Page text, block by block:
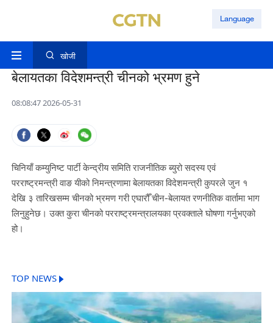
Language
खोजी
बेलायतका विदेशमन्त्री चीनको भ्रमण हुने
08:08:47 2026-05-31
चिनियाँ कम्युनिष्ट पार्टी केन्द्रीय समिति राजनीतिक ब्युरो सदस्य एवं
परराष्ट्रमन्त्री वाङ यीको निमन्त्रणामा बेलायतका विदेशमन्त्री कुपरले जुन १
देखि ३ तारिखसम्म चीनको भ्रमण गरी एघारौँ चीन-बेलायत रणनीतिक वार्तामा भाग
लिनुहुनेछ। उक्त कुरा चीनको परराष्ट्रमन्त्रालयका प्रवक्ताले घोषणा गर्नुभएको
हो।
TOP NEWS